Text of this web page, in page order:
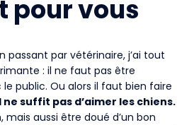
pour vous
par vétérinaire, j’ai tout
: il ne faut pas être
public. Ou alors il faut bien faire
suffit pas d’aimer les chiens.
mais aussi être doué d’un bon